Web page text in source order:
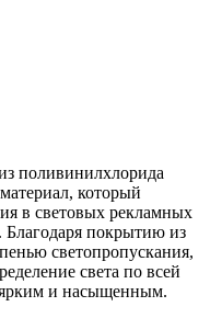
поливинилхлорида
который
в световых рекламных
Благодаря покрытию из
светопропускания,
света по всей
ярким и насыщенным.